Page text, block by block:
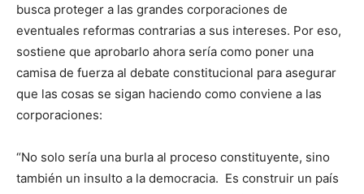
busca proteger a las grandes corporaciones de
eventuales reformas contrarias a sus intereses. Por eso,
sostiene que aprobarlo ahora sería como poner una
camisa de fuerza al debate constitucional para asegurar
que las cosas se sigan haciendo como conviene a las
corporaciones:
“No solo sería una burla al proceso constituyente, sino
también un insulto a la democracia. Es construir un país